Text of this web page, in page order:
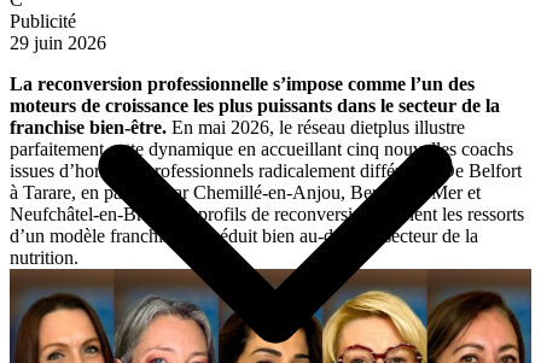
Publicité
29 juin 2026
La reconversion professionnelle s’impose comme l’un des
moteurs de croissance les plus puissants dans le secteur de la
franchise bien-être. En mai 2026, le réseau dietplus illustre
parfaitement cette dynamique en accueillant cinq nouvelles coachs
issues d’horizons professionnels radicalement différents. De Belfort
à Tarare, en passant par Chemillé-en-Anjou, Berck-sur-Mer et
Neufchâtel-en-Bray, ces profils de reconversion révèlent les ressorts
d’un modèle franchisé qui séduit bien au-delà du secteur de la
nutrition.